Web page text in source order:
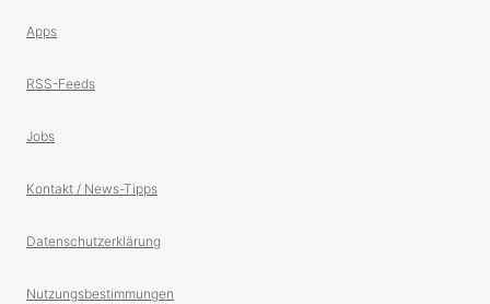
Apps
RSS-Feeds
Jobs
Kontakt / News-Tipps
Datenschutzerklärung
Nutzungsbestimmungen